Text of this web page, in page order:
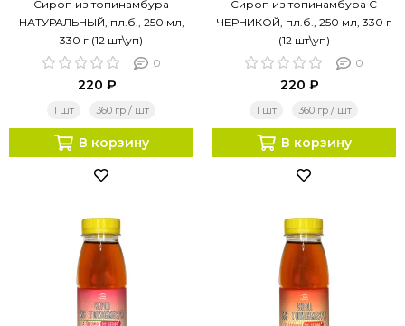
Сироп из топинамбура
НАТУРАЛЬНЫЙ, пл.б., 250 мл,
330 г (12 шт\уп)
0
220 ₽
1 шт 360 гр / шт
В корзину
Сироп из топинамбура С
ЧЕРНИКОЙ, пл.б., 250 мл, 330 г
(12 шт\уп)
0
220 ₽
1 шт 360 гр / шт
В корзину